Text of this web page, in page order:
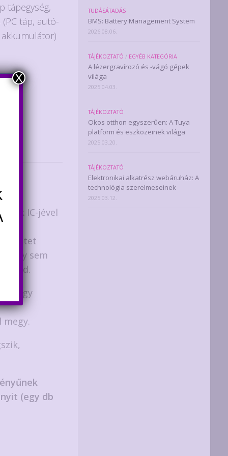
tápegység,
táp, autó-
IC-jével
így sem
tud.
vagy
(egy db
TUDÁSÁTADÁS
BMS: Battery Management System
2026.08.06.
TÁJÉKOZTATÓ / EGYÉB KATEGÓRIA
A lézergravírozó és -vágó gépek
világa
2025.04.03.
TÁJÉKOZTATÓ
Okos otthon egyszerűen: A Tuya
platform és eszközeinek világa
2025.03.20.
TÁJÉKOZTATÓ
Elektronikai alkatrész webáruház: A
technológia szerelmeseinek
2025.03.12.
X